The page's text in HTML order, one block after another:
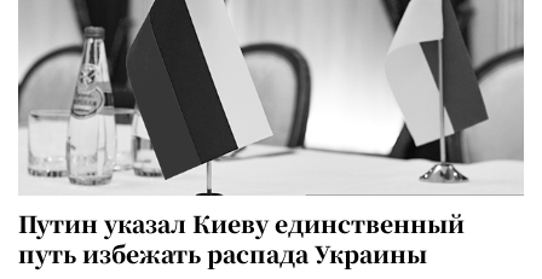
Путин указал Киеву единственный
путь избежать распада Украины